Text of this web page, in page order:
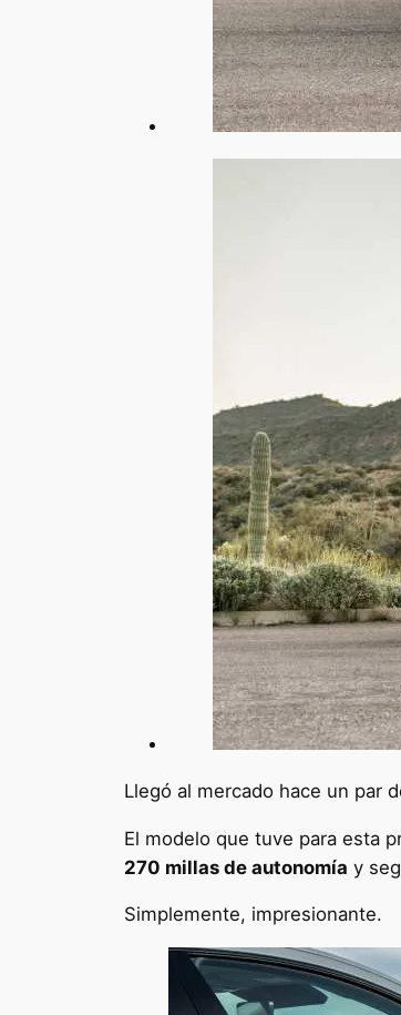
Llegó al mercado hace un par
El modelo que tuve para esta
270 millas de autonomía y
Simplemente, impresionante.